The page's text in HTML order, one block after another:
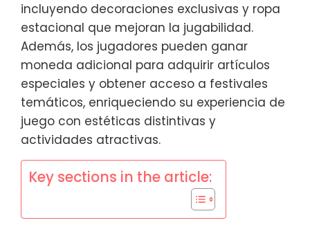
incluyendo decoraciones exclusivas y ropa
estacional que mejoran la jugabilidad.
Además, los jugadores pueden ganar
moneda adicional para adquirir artículos
especiales y obtener acceso a festivales
temáticos, enriqueciendo su experiencia de
juego con estéticas distintivas y
actividades atractivas.
Key sections in the article: